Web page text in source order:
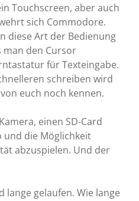
Touchscreen, aber auch
sich Commodore.
diese Art der Bedienung
man den Cursor
für Texteingabe.
schreiben wird
euch noch kennen.
einen SD-Card
und die Möglichkeit
abzuspielen. Und der
lange gelaufen. Wie lange